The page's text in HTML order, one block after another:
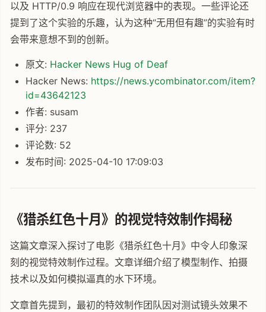
以及 HTTP/0.9 响应在现代浏览器中的表现。一些评论还
提到了这个实验的乐趣，认为这种“无用但有趣”的实验有时
会带来意想不到的创新。
原文: Hacker News Hug of Deaf
Hacker News: https://news.ycombinator.com/item?
id=43642123
作者: susam
评分: 237
评论数: 52
发布时间: 2025-04-10 17:09:03
《猎杀红色十月》的视觉特效制作揭秘
这篇文章深入探讨了电影《猎杀红色十月》中令人印象深
刻的视觉特效制作过程。文章详细介绍了模型制作、拍摄
技术以及如何模拟逼真的水下环境。
文章首先提到，最初的特效制作团队因对测试镜头效果不